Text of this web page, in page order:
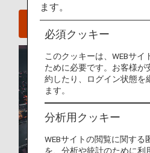
上海へのフライ
ます。
必須クッキー
このクッキーは、WEBサ
ために必要です。お客様が
約したり、ログイン状態を
ます。
分析用クッキー
WEBサイトの閲覧に関する
を、分析や統計のために利